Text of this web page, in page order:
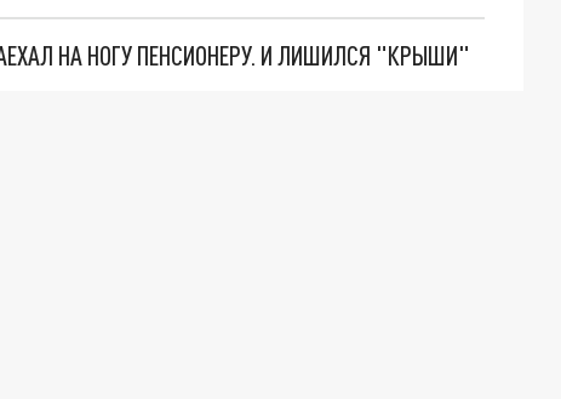
НА НОГУ ПЕНСИОНЕРУ. И ЛИШИЛСЯ "КРЫШИ"